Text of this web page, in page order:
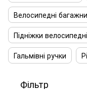
Велосипедні
Підніжки велосипедні
Гальмівні ручки
Фільтр